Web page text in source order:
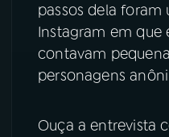
passos dela
Instagram em que
contavam
personagens
Ouça a entrevista